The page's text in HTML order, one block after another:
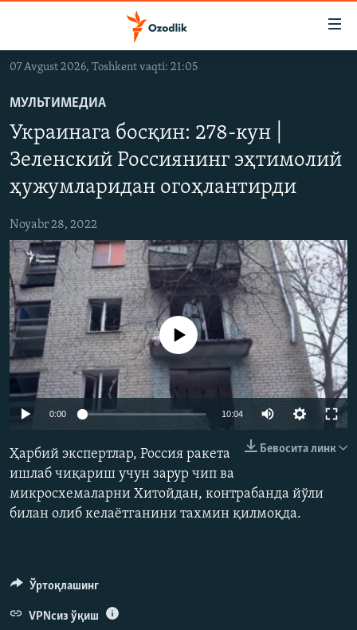
Асосий
ўтинг
Қидиришга
OZODVIDEO
OZODARXIV
На русском
ИЖТИМОИЙ ТАРМОҚЛАР
Озодлик бошқа тилларда
07 Avgust 2026, Toshkent vaqti: 21:05
МУЛЬТИМЕДИА
Украинага босқин: 278-кун |
Зеленский Россиянинг эҳтимолий
ҳужумларидан огоҳлантирди
Noyabr 28, 2022
Auto 360p 480p
Айни дамда медиа-манба мавжуд эмас
0:00 10:04
480p
720p
Бевосита линк
Ҳарбий экспертлар, Россия ракета
ишлаб чиқариш учун зарур чип ва
микросхемаларни Хитойдан, контрабанда йўли
билан олиб келаётганини тахмин қилмоқда.
Ўртоқлашинг
VPNсиз ўқиш